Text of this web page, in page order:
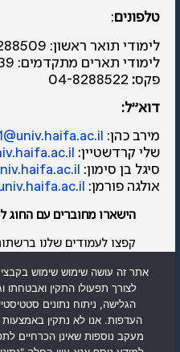
טלפונים:
לימודי תואר ראשון: 04-8288509
לימודי תארים מתקדמים: 04-8288639
פקס:
04-8288522
דוא"ל:
מירב כהן:
שלי קרדשטיין:
סיגל בן סימון:
אולגה פורמן:
הישארו מחוברים עם החוג
קפצו לעמודים שלנו
לצורך תפעולו התקין ואבטחתו
הגלישה, ניתוח נתונים
העדפות. אנו לא נתקין באמצעות
מעקב נוספות שאינן הכרחיים